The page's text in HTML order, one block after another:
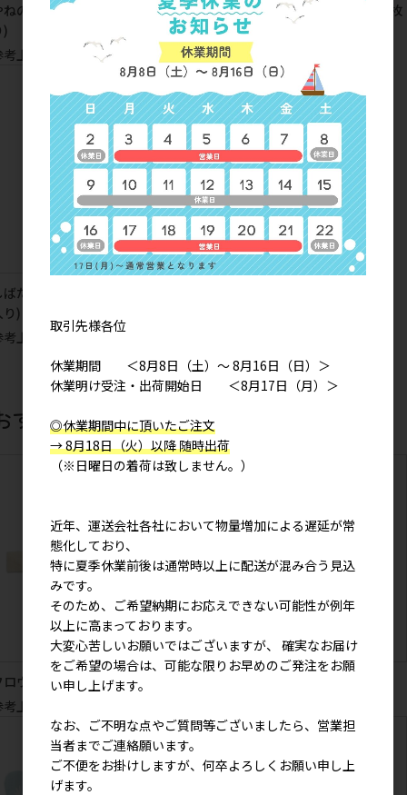
ねのみやけさん 手ぬぐい(3枚入
)
上代
1,000円
みやけさんかけじく 手ぬぐい(3枚
入り)
参考上代
ばたさんかけじく 手ぬぐい(3枚
)
上代
1,000円
すすめ商品
ロウミモザ アイピロー
上代
取引先様各位
休業期間 ＜8月8日（土）～ 8月16日（日）＞
休業明け受注・出荷開始日 ＜8月17日（月）＞
◎休業期間中に頂いたご注文
→ 8月18日（火）以降 随時出荷
（※日曜日の着荷は致しません。）
近年、運送会社各社において物量増加による遅延が常
態化しており、
特に夏季休業前後は通常時以上に配送が混み合う見込
みです。
そのため、ご希望納期にお応えできない可能性が例年
以上に高まっております。
大変心苦しいお願いではございますが、 確実なお届け
をご希望の場合は、可能な限りお早めのご発注をお願
い申し上げます。
なお、ご不明な点やご質問等ございましたら、営業担
当者までご連絡願います。
ご不便をお掛けしますが、何卒よろしくお願い申し上
げます。